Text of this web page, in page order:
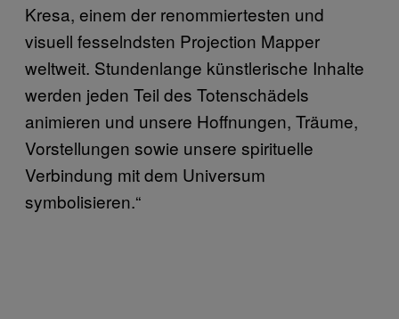
Kresa, einem der renommiertesten und
visuell fesselndsten Projection Mapper
weltweit. Stundenlange künstlerische Inhalte
werden jeden Teil des Totenschädels
animieren und unsere Hoffnungen, Träume,
Vorstellungen sowie unsere spirituelle
Verbindung mit dem Universum
symbolisieren.“